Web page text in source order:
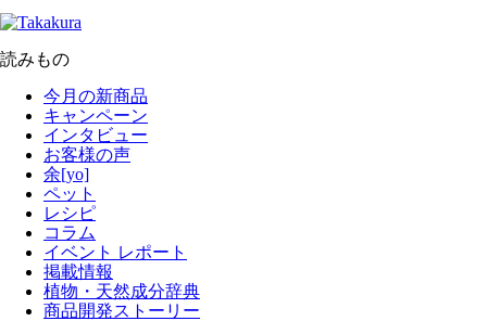
読みもの
今月の新商品
キャンペーン
インタビュー
お客様の声
余[yo]
ペット
レシピ
コラム
イベント レポート
掲載情報
植物・天然成分辞典
商品開発ストーリー